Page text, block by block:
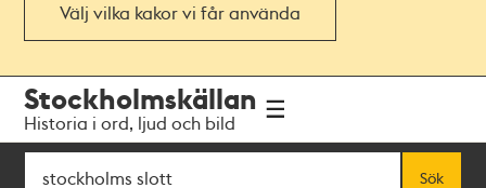
Välj vilka kakor vi får använda
navigationen
huvudinnehållet
Stockholmskällan
Historia i ord, ljud och bild
Sök
Sök